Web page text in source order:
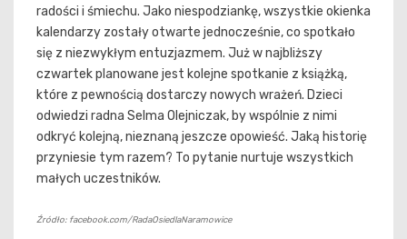
radości i śmiechu. Jako niespodziankę, wszystkie okienka
kalendarzy zostały otwarte jednocześnie, co spotkało
się z niezwykłym entuzjazmem. Już w najbliższy
czwartek planowane jest kolejne spotkanie z książką,
które z pewnością dostarczy nowych wrażeń. Dzieci
odwiedzi radna Selma Olejniczak, by wspólnie z nimi
odkryć kolejną, nieznaną jeszcze opowieść. Jaką historię
przyniesie tym razem? To pytanie nurtuje wszystkich
małych uczestników.
Źródło: facebook.com/RadaOsiedlaNaramowice